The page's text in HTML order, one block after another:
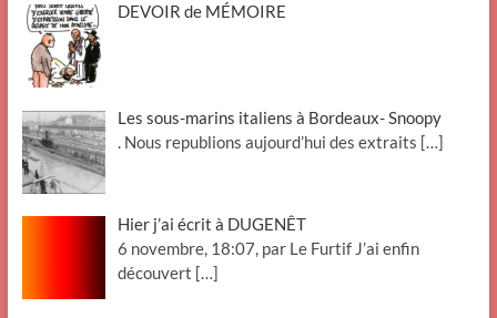
DEVOIR de MÉMOIRE
Les sous-marins italiens à Bordeaux- Snoopy
. Nous republions aujourd’hui des extraits […]
Hier j’ai écrit à DUGENÊT
6 novembre, 18:07, par Le Furtif J’ai enfin
découvert […]